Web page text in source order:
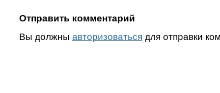
Отправить комментарий
Вы должны авторизоваться для отправки